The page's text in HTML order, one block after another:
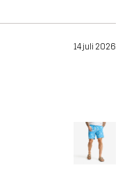
14 juli 2026